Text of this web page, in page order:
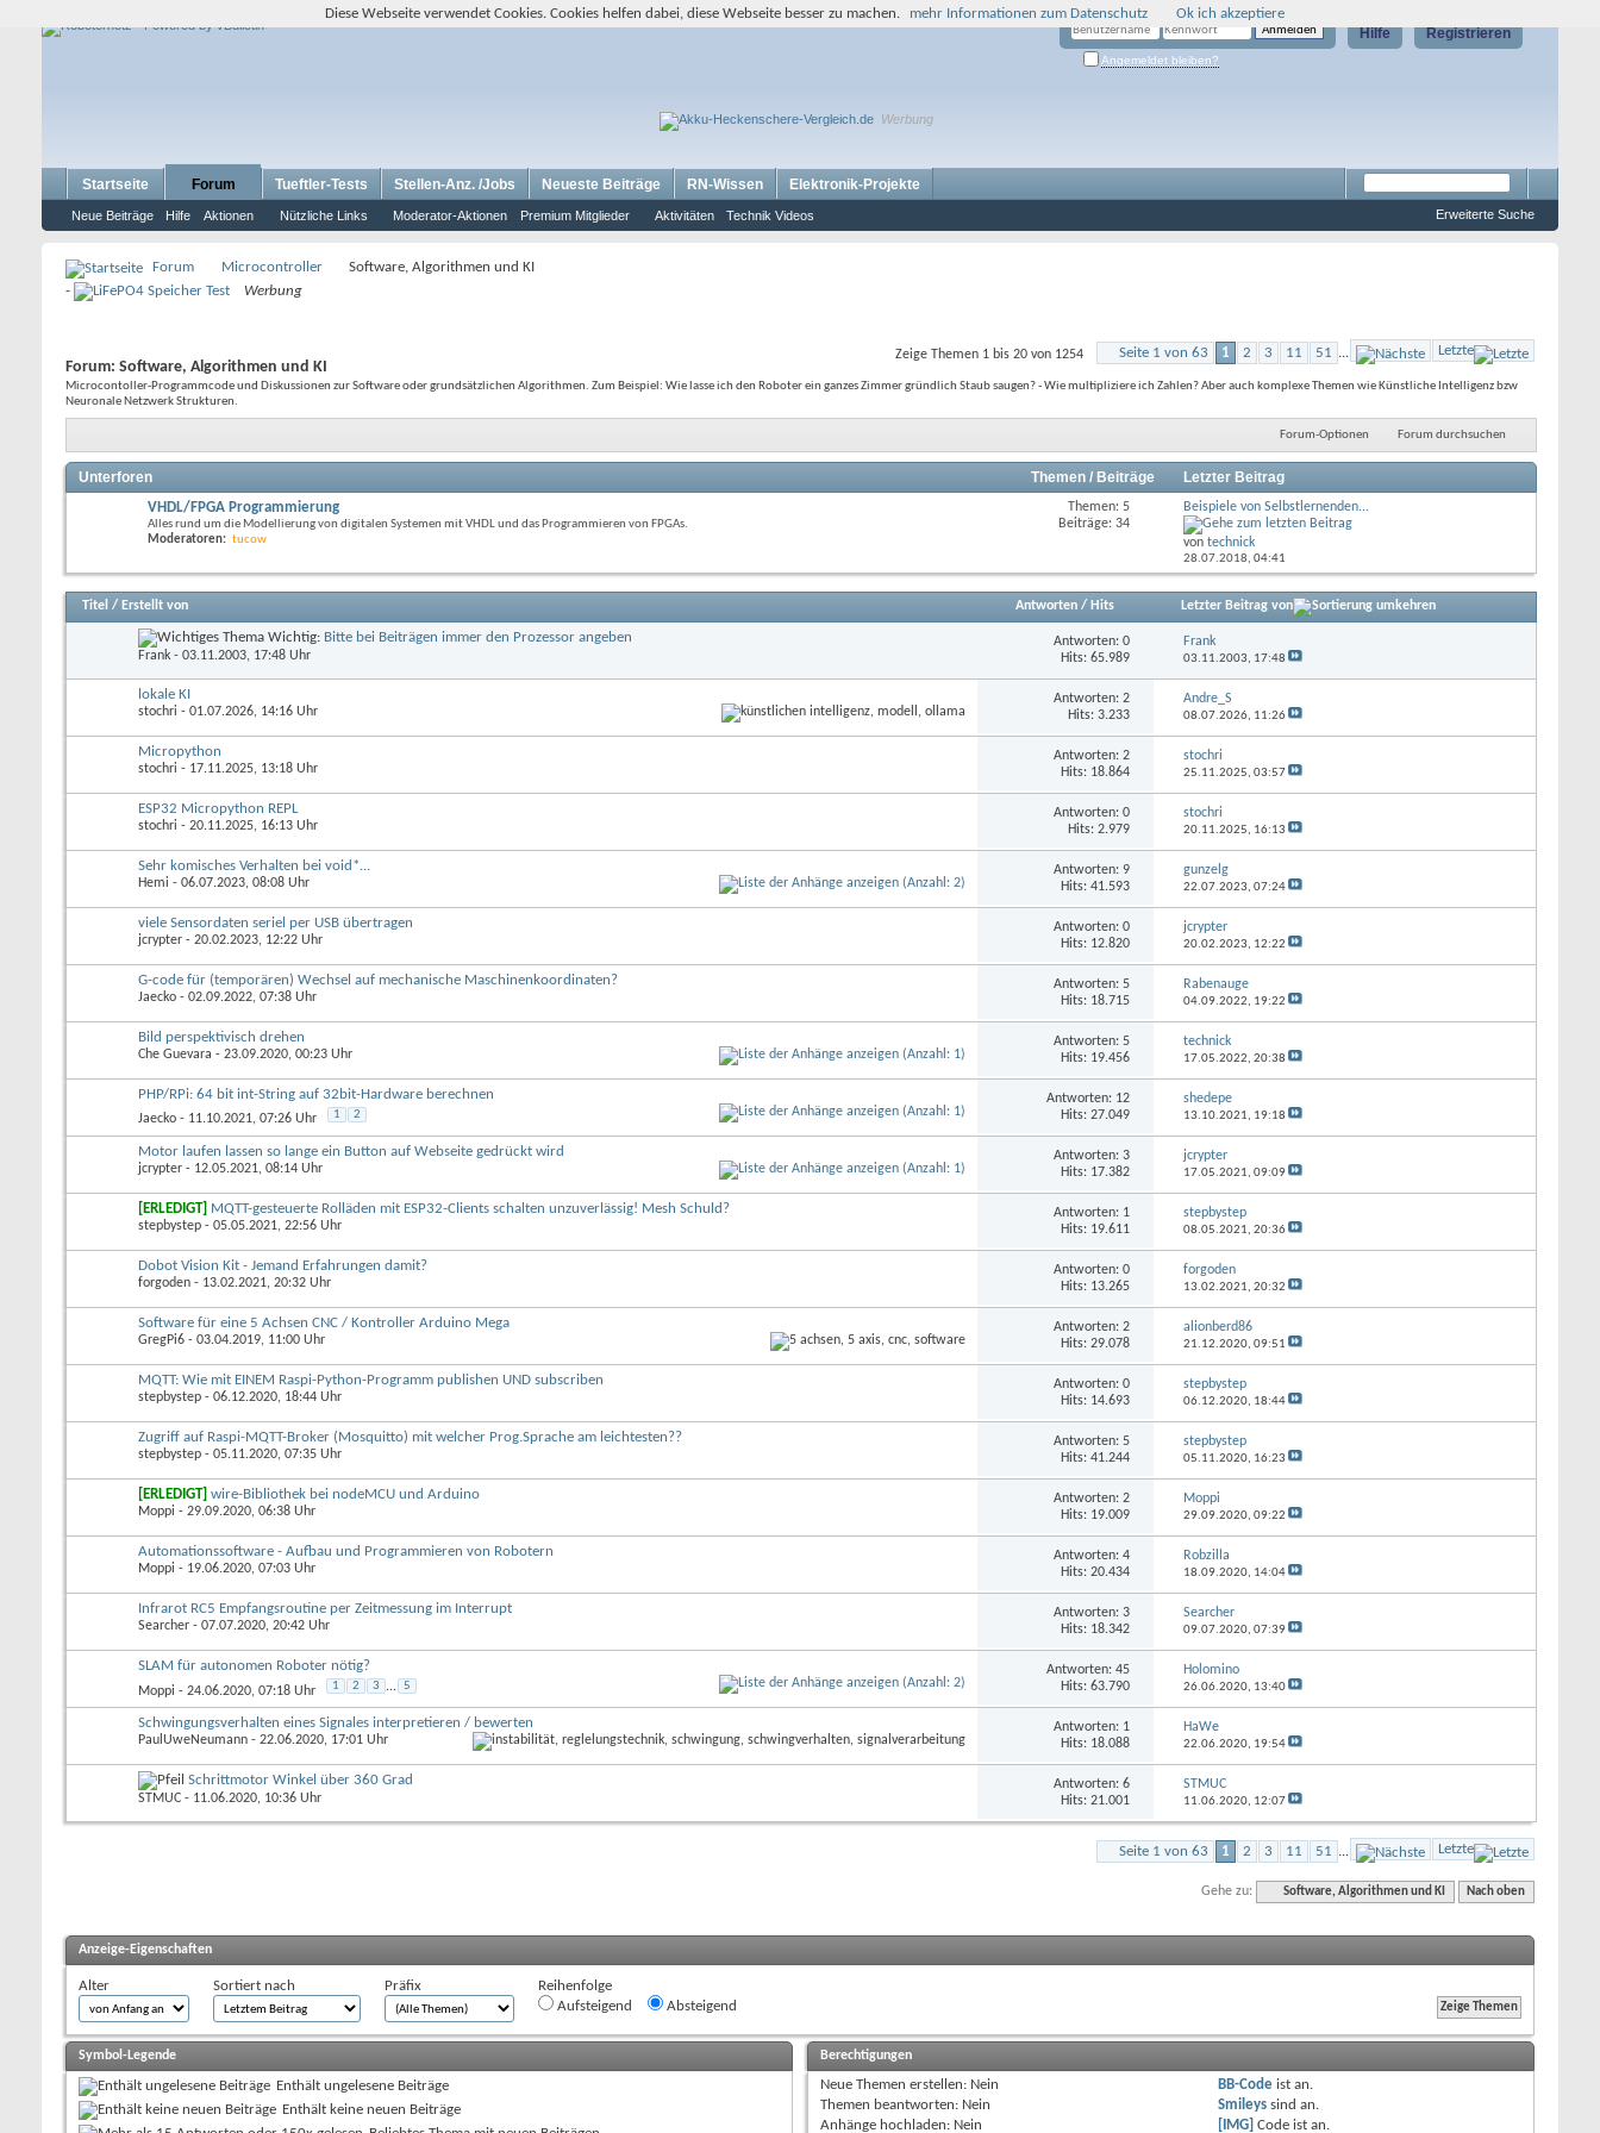
Registrieren
Hilfe
Angemeldet bleiben?
Werbung
Startseite Forum
Neue Beiträge Hilfe Aktionen Nützliche Links Moderator-Aktionen Premium Mitglieder Aktivitäten Technik Videos
Tueftler-Tests Stellen-Anz. /Jobs Neueste Beiträge RN-Wissen Elektronik-Projekte
Erweiterte Suche
Forum Microcontroller
Software, Algorithmen und KI
-
Werbung
Seite 1 von 63 1 2 3 11 51 ... Letzte
Zeige Themen 1 bis 20 von 1254
Forum: Software, Algorithmen und KI
Microcontoller-Programmcode und Diskussionen zur Software oder grundsätzlichen Algorithmen. Zum Beispiel: Wie lasse ich den Roboter ein ganzes Zimmer gründlich Staub saugen? - Wie multipliziere ich Zahlen? Aber auch komplexe Themen wie Künstliche Intelligenz bzw
Neuronale Netzwerk Strukturen.
Forum-Optionen Forum durchsuchen
Unterforen Themen / Beiträge Letzter Beitrag
VHDL/FPGA Programmierung
Alles rund um die Modellierung von digitalen Systemen mit VHDL und das Programmieren von FPGAs.
Moderatoren: tucow
Themen: 5
Beiträge: 34
Beispiele von Selbstlernenden...
von technick
28.07.2018, 04:41
Titel / Erstellt von Antworten/ Hits Letzter Beitrag von
Wichtig: Bitte bei Beiträgen immer den Prozessor angeben
Frank - 03.11.2003, 17:48 Uhr
Antworten: 0
Hits: 65.989
Frank
03.11.2003, 17:48
lokale KI
stochri - 01.07.2026, 14:16 Uhr
Antworten: 2
Hits: 3.233
Andre_S
08.07.2026, 11:26
Micropython
stochri - 17.11.2025, 13:18 Uhr
Antworten: 2
Hits: 18.864
stochri
25.11.2025, 03:57
ESP32 Micropython REPL
stochri - 20.11.2025, 16:13 Uhr
Antworten: 0
Hits: 2.979
stochri
20.11.2025, 16:13
Sehr komisches Verhalten bei void*...
Hemi - 06.07.2023, 08:08 Uhr
Antworten: 9
Hits: 41.593
gunzelg
22.07.2023, 07:24
viele Sensordaten seriel per USB übertragen
jcrypter - 20.02.2023, 12:22 Uhr
Antworten: 0
Hits: 12.820
jcrypter
20.02.2023, 12:22
G-code für (temporären) Wechsel auf mechanische Maschinenkoordinaten?
Jaecko - 02.09.2022, 07:38 Uhr
Antworten: 5
Hits: 18.715
Rabenauge
04.09.2022, 19:22
Bild perspektivisch drehen
Che Guevara - 23.09.2020, 00:23 Uhr
Antworten: 5
Hits: 19.456
technick
17.05.2022, 20:38
PHP/RPi: 64 bit int-String auf 32bit-Hardware berechnen
Jaecko - 11.10.2021, 07:26 Uhr 1 2
Antworten: 12
Hits: 27.049
shedepe
13.10.2021, 19:18
Motor laufen lassen so lange ein Button auf Webseite gedrückt wird
jcrypter - 12.05.2021, 08:14 Uhr
Antworten: 3
Hits: 17.382
jcrypter
17.05.2021, 09:09
[ERLEDIGT] MQTT-gesteuerte Rolläden mit ESP32-Clients schalten unzuverlässig! Mesh Schuld?
stepbystep - 05.05.2021, 22:56 Uhr
Antworten: 1
Hits: 19.611
stepbystep
08.05.2021, 20:36
Dobot Vision Kit - Jemand Erfahrungen damit?
forgoden - 13.02.2021, 20:32 Uhr
Antworten: 0
Hits: 13.265
forgoden
13.02.2021, 20:32
Software für eine 5 Achsen CNC / Kontroller Arduino Mega
GregPi6 - 03.04.2019, 11:00 Uhr
Antworten: 2
Hits: 29.078
alionberd86
21.12.2020, 09:51
MQTT: Wie mit EINEM Raspi-Python-Programm publishen UND subscriben
stepbystep - 06.12.2020, 18:44 Uhr
Antworten: 0
Hits: 14.693
stepbystep
06.12.2020, 18:44
Zugriff auf Raspi-MQTT-Broker (Mosquitto) mit welcher Prog.Sprache am leichtesten??
stepbystep - 05.11.2020, 07:35 Uhr
Antworten: 5
Hits: 41.244
stepbystep
05.11.2020, 16:23
[ERLEDIGT] wire-Bibliothek bei nodeMCU und Arduino
Moppi - 29.09.2020, 06:38 Uhr
Antworten: 2
Hits: 19.009
Moppi
29.09.2020, 09:22
Automationssoftware - Aufbau und Programmieren von Robotern
Moppi - 19.06.2020, 07:03 Uhr
Antworten: 4
Hits: 20.434
Robzilla
18.09.2020, 14:04
Infrarot RC5 Empfangsroutine per Zeitmessung im Interrupt
Searcher - 07.07.2020, 20:42 Uhr
Antworten: 3
Hits: 18.342
Searcher
09.07.2020, 07:39
SLAM für autonomen Roboter nötig?
Moppi - 24.06.2020, 07:18 Uhr 1 2 3 ... 5
Antworten: 45
Hits: 63.790
Holomino
26.06.2020, 13:40
Schwingungsverhalten eines Signales interpretieren / bewerten
PaulUweNeumann - 22.06.2020, 17:01 Uhr
Antworten: 1
Hits: 18.088
HaWe
22.06.2020, 19:54
Schrittmotor Winkel über 360 Grad
STMUC - 11.06.2020, 10:36 Uhr
Antworten: 6
Hits: 21.001
STMUC
11.06.2020, 12:07
Seite 1 von 63 1 2 3 11 51 ... Letzte
Gehe zu: Software, Algorithmen und KI Nach oben
Anzeige-Eigenschaften
Alter Sortiert nach Präfix
Reihenfolge
Aufsteigend
Absteigend
Symbol-Legende
Enthält ungelesene Beiträge
Enthält keine neuen Beiträge
Berechtigungen
Neue Themen erstellen: Nein
Themen beantworten: Nein
Anhänge hochladen: Nein
BB-Code istan.
Smileys sindan.
[IMG] Code istan.
Diese Webseite verwendet Cookies. Cookies helfen dabei, diese Webseite besser zu machen. mehr Informationen zum Datenschutz Ok ich akzeptiere